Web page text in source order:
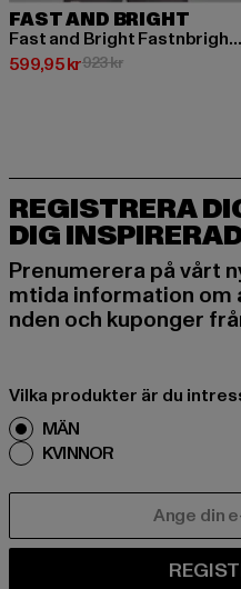
FAST AND BRIGHT
Fast and Bright Fastnbright Hoodie
599,95 kr
Nuvarande pris: 599,95 kr
923 krKampanjpris: 923
REGISTRERA
DIG
Prenumerera på vårt
mtida information om
nden och kuponger
Vilka produkter är du
MÄN
KVINNOR